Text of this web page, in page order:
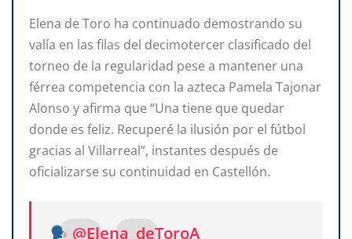
Elena de Toro ha continuado demostrando su
valía en las filas del decimotercer clasificado del
torneo de la regularidad pese a mantener una
férrea competencia con la azteca Pamela Tajonar
Alonso y afirma que “Una tiene que quedar
donde es feliz. Recuperé la ilusión por el fútbol
gracias al Villarreal”, instantes después de
oficializarse su continuidad en Castellón.
@Elena_deToroA